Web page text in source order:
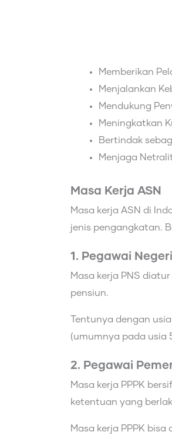
Memberikan
Menjalankan
Mendukung
Meningkatkan
Bertindak
Menjaga
Masa Kerja ASN
Masa kerja ASN di
jenis pengangkatan.
1. Pegawai
Masa kerja PNS
pensiun.
Tentunya dengan
(umumnya pada
2. Pegawai
Masa kerja PPPK
ketentuan yang
Masa kerja PPPK